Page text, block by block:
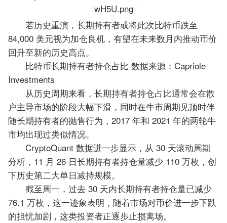
若历史重演，长期持有者或将此次比特币跌至
84,000 美元视为加仓良机，有望在未来数月内推动币价
回升至新的历史高点。
比特币长期持有者持仓占比 数据来源：Capriole
Investments
从历史周期来看，长期持有者持仓占比通常会在散
户主导市场的阶段大幅下滑，同时在牛市周期见顶时伴
随长期持有者的抛售行为，2017 年和 2021 年的两轮牛
市均出现过类似情况。
CryptoQuant 数据进一步显示，从 30 天滚动周期
分析，11 月 26 日长期持有者持仓量减少 110 万枚，创
下历史第二大单日减持规模。
截至周一，过去 30 天内长期持有者持仓量已减少
76.1 万枚，这一迹象表明，随着市场对币价进一步下跌
的担忧加剧，这类投资者正逐步止损离场。